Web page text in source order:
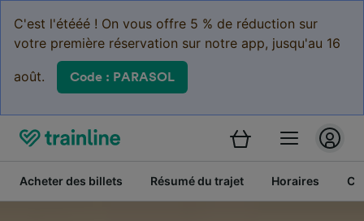
C'est l'étééé ! On vous offre 5 % de réduction sur
votre première réservation sur notre app, jusqu'au 16
août. Code : PARASOL
Acheter des billets Résumé du trajet Horaires